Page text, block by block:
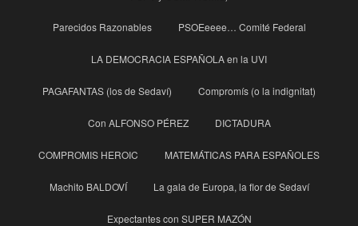
Parecidos Razonables PSOEeeee… Comité Federal
LA DEMOCRACIA ESPAÑOLA en la UVI
PAGAFANTAS (los de Sedaví) Compromís (o la indignitat)
Con ALFONSO PÉREZ DICTADURA
COMPROMIS HEROIC MATEMÁTICAS PARA ESPAÑOLES
Machito BALDOVÍ La gala de Europa, la flor de Sedaví
Expectantes con SUPER MAZÓN